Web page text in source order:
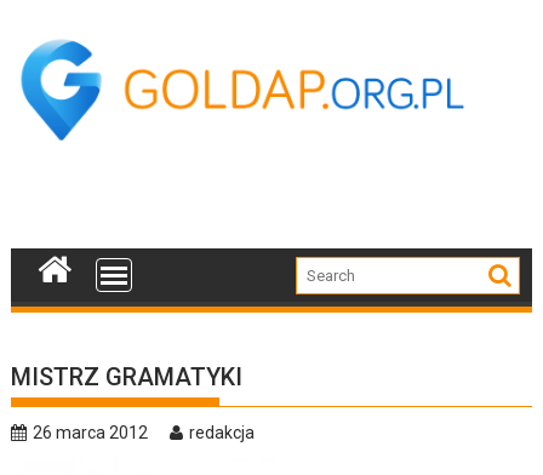
content
MISTRZ GRAMATYKI
26 marca 2012 redakcja